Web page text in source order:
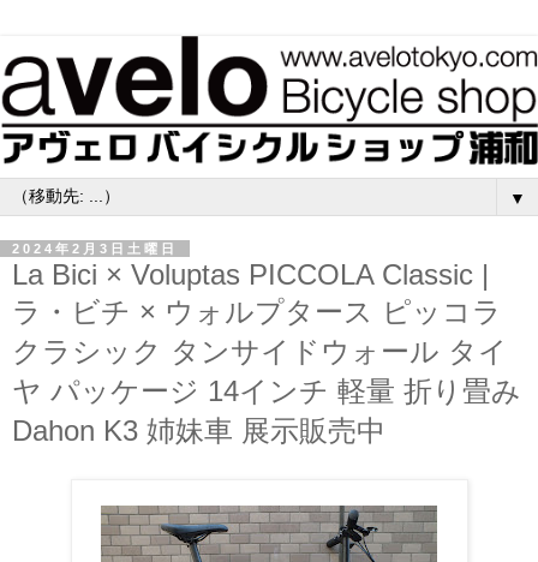
▼
2024年2月3日土曜日
La Bici × Voluptas PICCOLA Classic |
ラ・ビチ × ウォルプタース ピッコラ
クラシック タンサイドウォール タイ
ヤ パッケージ 14インチ 軽量 折り畳み
Dahon K3 姉妹車 展示販売中